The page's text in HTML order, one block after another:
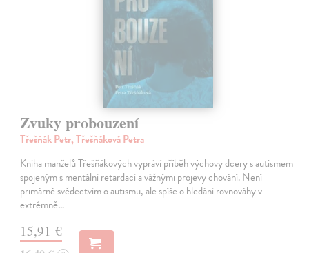
Zvuky probouzení
Třešňák Petr, Třešňáková Petra
Kniha manželů Třešňákových vypráví příběh výchovy dcery s autismem
spojeným s mentální retardací a vážnými projevy chování. Není
primárně svědectvím o autismu, ale spíše o hledání rovnováhy v
extrémně…
15,91 €